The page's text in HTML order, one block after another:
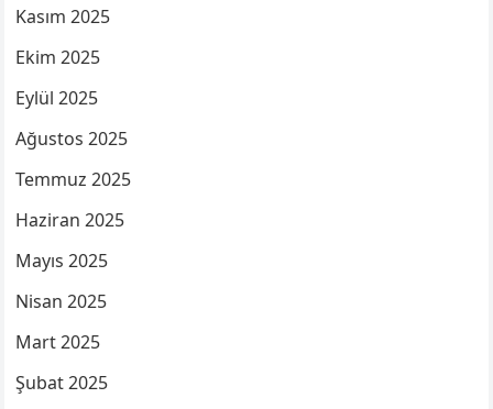
Kasım 2025
Ekim 2025
Eylül 2025
Ağustos 2025
Temmuz 2025
Haziran 2025
Mayıs 2025
Nisan 2025
Mart 2025
Şubat 2025